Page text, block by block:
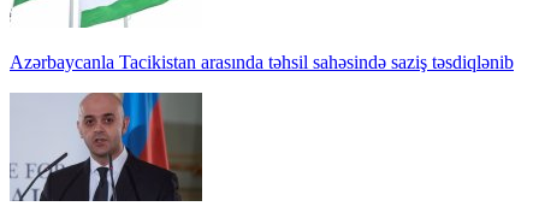
Azərbaycanla Tacikistan arasında təhsil sahəsində saziş təsdiqlənib